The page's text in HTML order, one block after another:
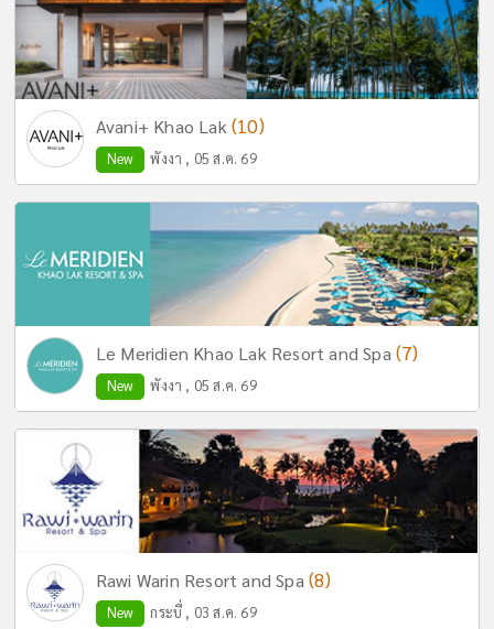
Avani+ Khao Lak (10)
New พังงา , 05 ส.ค. 69
Le Meridien Khao Lak Resort and Spa (7)
New พังงา , 05 ส.ค. 69
Rawi Warin Resort and Spa (8)
New กระบี่ , 03 ส.ค. 69